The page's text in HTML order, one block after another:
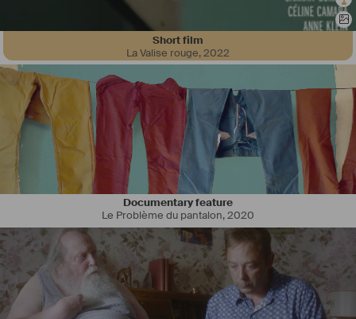
Short film
La Valise rouge,2022
Documentary feature
Le Problème du pantalon,2020